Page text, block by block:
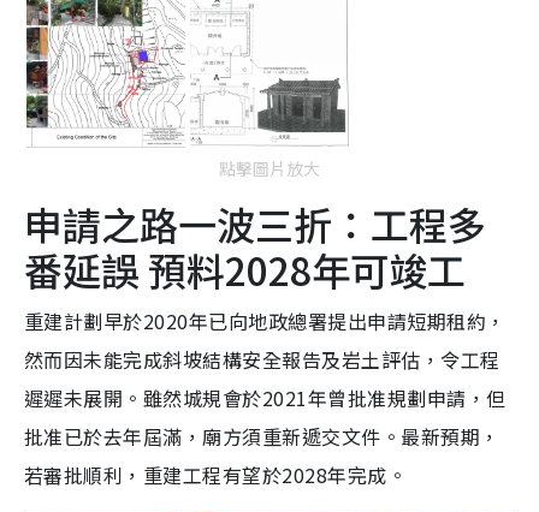
點擊圖片放大
申請之路一波三折：工程多
番延誤 預料2028年可竣工
重建計劃早於2020年已向地政總署提出申請短期租約，
然而因未能完成斜坡結構安全報告及岩土評估，令工程
遲遲未展開。雖然城規會於2021年曾批准規劃申請，但
批准已於去年屆滿，廟方須重新遞交文件。最新預期，
若審批順利，重建工程有望於2028年完成。